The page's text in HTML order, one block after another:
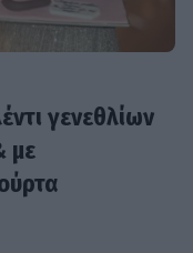
γενεθλίων
με